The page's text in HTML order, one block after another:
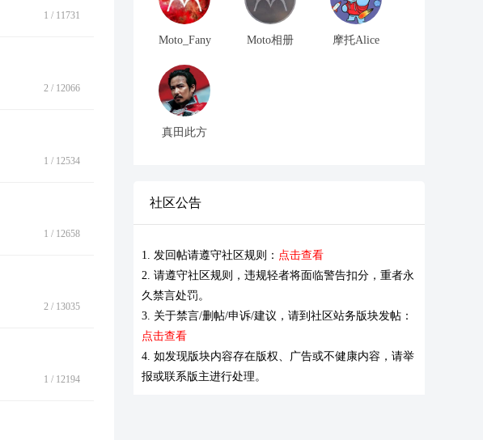
1 / 11731
2 / 12066
1 / 12534
1 / 12658
2 / 13035
1 / 12194
Moto_Fany Moto相册 摩托Alice
真田此方
社区公告
1. 发回帖请遵守社区规则： 点击查看
2. 请遵守社区规则，违规轻者将面临警告扣分，重者永
久禁言处罚。
3. 关于禁言/删帖/申诉/建议，请到社区站务版块发帖：
点击查看
4. 如发现版块内容存在版权、广告或不健康内容，请举
报或联系版主进行处理。